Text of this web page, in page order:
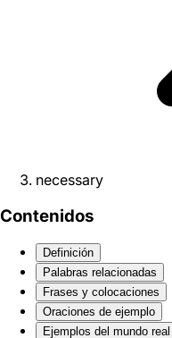
necessary
Contenidos
Definición
Palabras relacionadas
Frases y colocaciones
Oraciones de ejemplo
Ejemplos del mundo real